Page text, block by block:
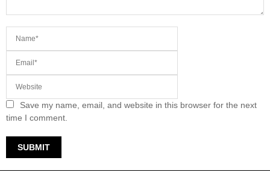
Save my name, email, and website in this browser for the next
time I comment.